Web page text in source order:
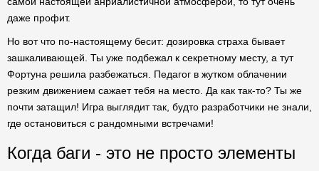
даже профит.
Но вот что по-настоящему бесит: дозировка страха бывает
зашкаливающей. Ты уже подбежал к секретному месту, а тут
Фортуна решила разбежаться. Педагог в жутком облачении
резким движением сажает тебя на место. Да как так-то? Ты же
почти затащил! Игра выглядит так, будто разработчики не знали,
где остановиться с рандомными встречами!
Когда баги - это не просто элементы